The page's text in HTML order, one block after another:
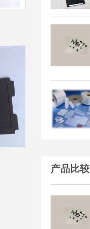
产品比较